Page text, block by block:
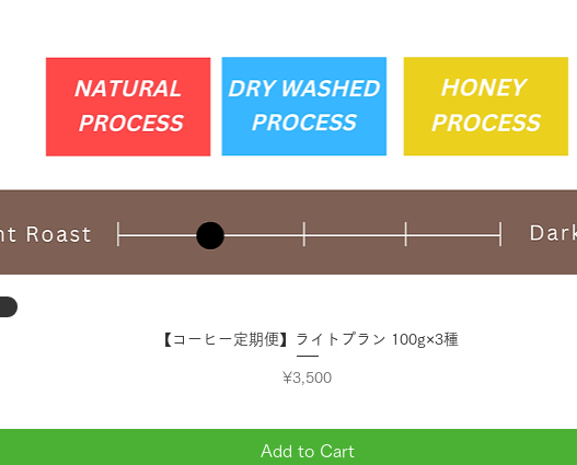
【コーヒー定期便】ライトプラン 100g×3種
Price
¥3,500
Add to Cart